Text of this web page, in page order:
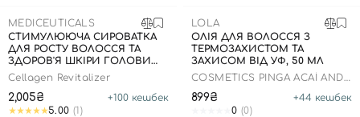
Креми для тіла з SPF
Мініатюри
Карбоксітерапія
Бʼюті гаджети
Автозасмага
Спеціальний догляд
Для дітей
Для чоловіків
Дезодоранти
Засоби для інтимної гігієни
Автозасмага для тіла
MEDICEUTICALS
СТИМУЛЮЮЧА СИРОВАТКА
ДЛЯ РОСТУ ВОЛОССЯ ТА
ЗДОРОВ'Я ШКІРИ ГОЛОВИ
(ДЛЯ ЖІНОК), 125МЛ
Cellagen Revitalizer
2,005₴ +100 кешбек
5.00 (1)
LOLA
ОЛІЯ ДЛЯ ВОЛОССЯ З
ТЕРМОЗАХИСТОМ ТА
ЗАХИСОМ ВІД УФ, 50 МЛ
COSMETICS PINGA ACAÍ AND
899₴ +44 кешбек
0 (0)